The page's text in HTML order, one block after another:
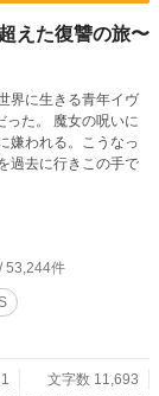
えた復讐の旅〜
界に生きる青年イヴ
った。 魔女の呪いに
嫌われる。こうなっ
過去に行きこの手で
53,244件
文字数 11,693